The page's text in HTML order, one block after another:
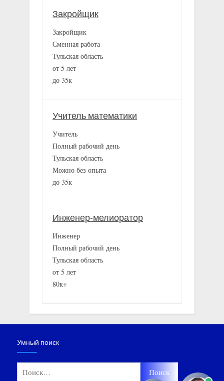
Закройщик
Закройщик
Сменная работа
Тульская область
от 5 лет
до 35к
Учитель математики
Учитель
Полный рабочий день
Тульская область
Можно без опыта
до 35к
Инженер-мелиоратор
Инженер
Полный рабочий день
Тульская область
от 5 лет
80к+
Умный поиск